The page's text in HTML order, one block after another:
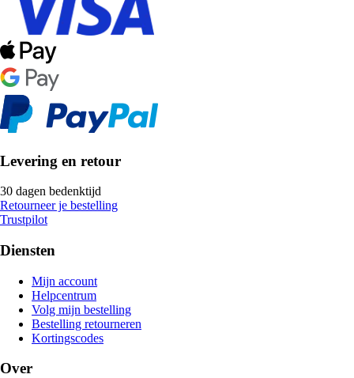
Levering en retour
30 dagen bedenktijd
Retourneer je bestelling
Trustpilot
Diensten
Mijn account
Helpcentrum
Volg mijn bestelling
Bestelling retourneren
Kortingscodes
Over